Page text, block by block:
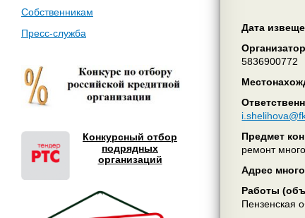
Собственникам
Пресс-служба
Конкурсный отбор
подрядных
организаций
Дата
5836900772
Предмет
ремонт
Адрес
Работы
Пензенская